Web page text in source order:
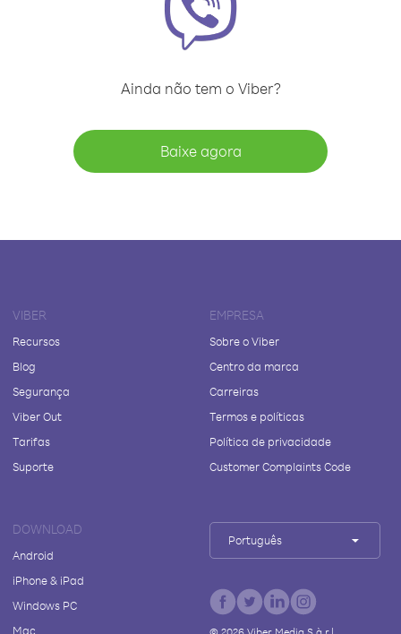
Ainda não tem o Viber?
Baixe agora
VIBER
Recursos
Blog
Segurança
Viber Out
Tarifas
Suporte
EMPRESA
Sobre o Viber
Centro da marca
Carreiras
Termos e políticas
Política de privacidade
Customer Complaints Code
DOWNLOAD
Android
iPhone & iPad
Windows PC
Mac
Português